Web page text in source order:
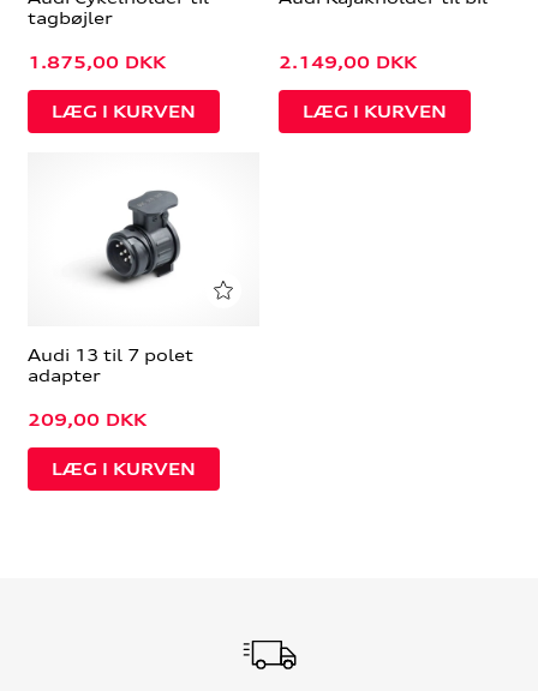
tagbøjler
1.875,00 DKK 2.149,00 DKK
Audi 13 til 7 polet
adapter
209,00 DKK